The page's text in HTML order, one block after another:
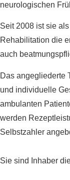
neurologischen
Seit 2008 ist sie
Rehabilitation die
auch
Das angegliederte
und individuelle
ambulanten
werden
Selbstzahler
Sie sind Inhaber